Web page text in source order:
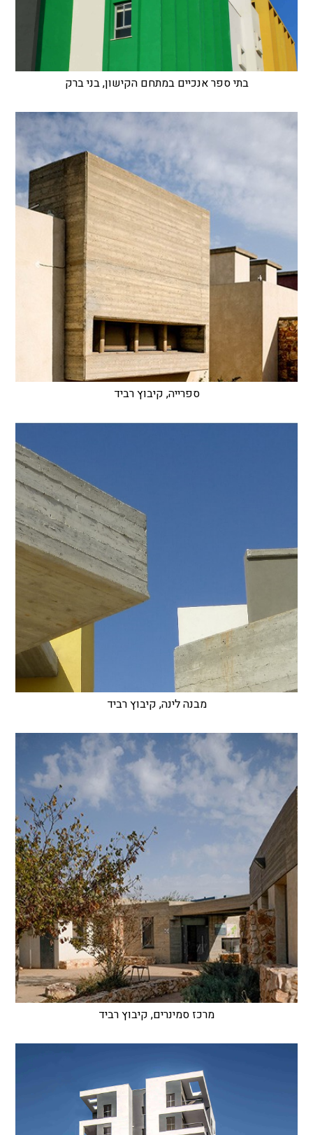
בתי ספר אנכיים במתחם הקישון, בני ברק
ספרייה, קיבוץ רביד
מבנה לינה, קיבוץ רביד
מרכז סמינרים, קיבוץ רביד